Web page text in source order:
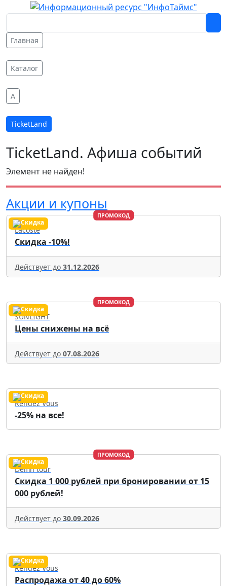
Главная
Каталог
A
TicketLand
TicketLand. Афиша событий
Элемент не найден!
Акции и купоны
ПРОМОКОД
Lacoste
Скидка -10%!
Действует до 31.12.2026
ПРОМОКОД
SUNLIGHT
Цены снижены на всё
Действует до 07.08.2026
Rendez Vous
-25% на все!
ПРОМОКОД
Delfin tour
Скидка 1 000 рублей при бронировании от 15
000 рублей!
Действует до 30.09.2026
Rendez Vous
Распродажа от 40 до 60%